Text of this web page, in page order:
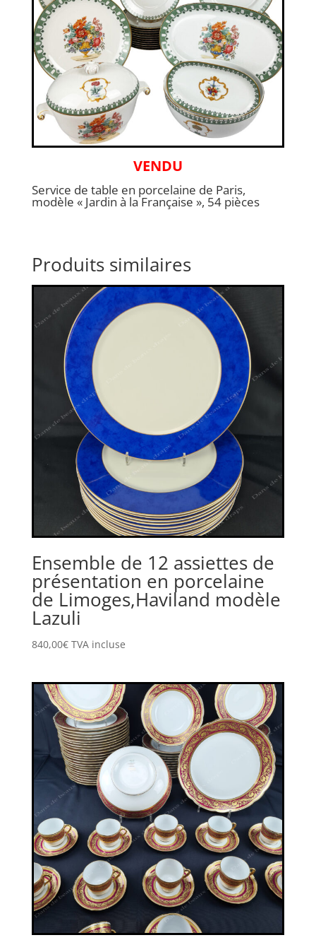
VENDU
Service de table en porcelaine de Paris,
modèle « Jardin à la Française », 54 pièces
Produits similaires
Ensemble de 12 assiettes de
présentation en porcelaine
de Limoges,Haviland modèle
Lazuli
840,00€ TVA incluse